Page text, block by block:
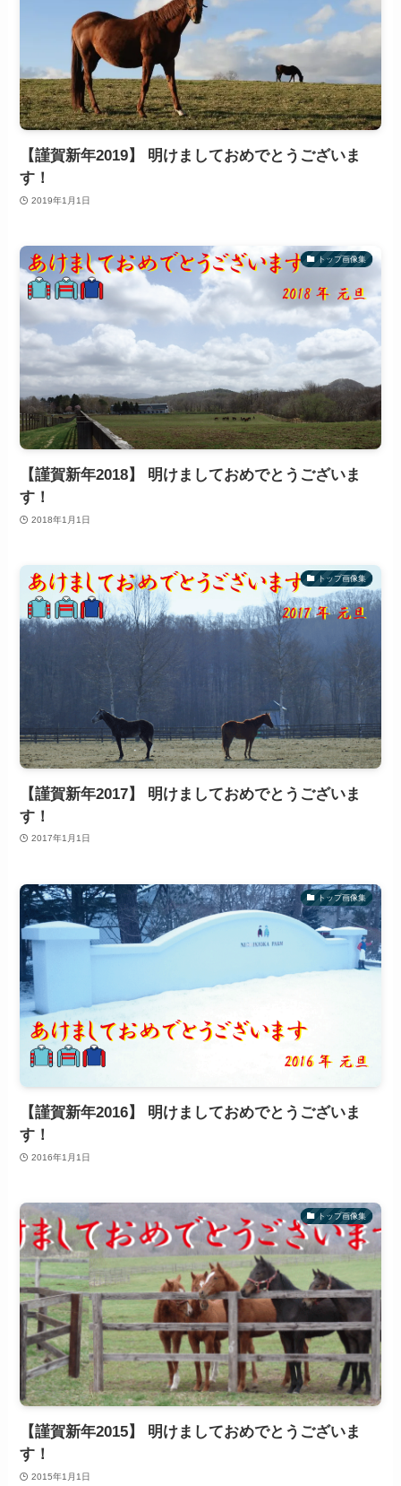
【謹賀新年2019】 明けましておめでとうございま
す！
2019年1月1日
トップ画像集
【謹賀新年2018】 明けましておめでとうございま
す！
2018年1月1日
トップ画像集
【謹賀新年2017】 明けましておめでとうございま
す！
2017年1月1日
トップ画像集
【謹賀新年2016】 明けましておめでとうございま
す！
2016年1月1日
トップ画像集
【謹賀新年2015】 明けましておめでとうございま
す！
2015年1月1日